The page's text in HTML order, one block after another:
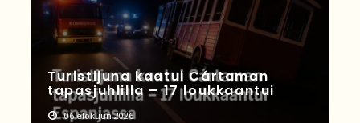
Turistijuna kaatui Cártaman
tapasjuhlilla – 17 loukkaantui
06 elokuun 2026